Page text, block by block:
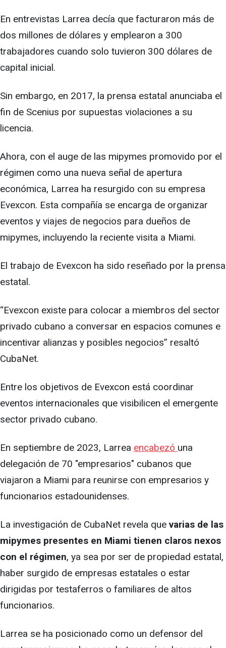
En entrevistas Larrea decía que facturaron más de
dos millones de dólares y emplearon a 300
trabajadores cuando solo tuvieron 300 dólares de
capital inicial.
Sin embargo, en 2017, la prensa estatal anunciaba el
fin de Scenius por supuestas violaciones a su
licencia.
Ahora, con el auge de las mipymes promovido por el
régimen como una nueva señal de apertura
económica, Larrea ha resurgido con su empresa
Evexcon. Esta compañía se encarga de organizar
eventos y viajes de negocios para dueños de
mipymes, incluyendo la reciente visita a Miami.
El trabajo de Evexcon ha sido reseñado por la prensa
estatal.
“Evexcon existe para colocar a miembros del sector
privado cubano a conversar en espacios comunes e
incentivar alianzas y posibles negocios” resaltó
CubaNet.
Entre los objetivos de Evexcon está coordinar
eventos internacionales que visibilicen el emergente
sector privado cubano.
En septiembre de 2023, Larrea encabezó una
delegación de 70 "empresarios" cubanos que
viajaron a Miami para reunirse con empresarios y
funcionarios estadounidenses.
La investigación de CubaNet revela que varias de las
mipymes presentes en Miami tienen claros nexos
con el régimen, ya sea por ser de propiedad estatal,
haber surgido de empresas estatales o estar
dirigidas por testaferros o familiares de altos
funcionarios.
Larrea se ha posicionado como un defensor del